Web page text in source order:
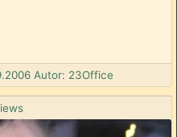
Autor: 23Office